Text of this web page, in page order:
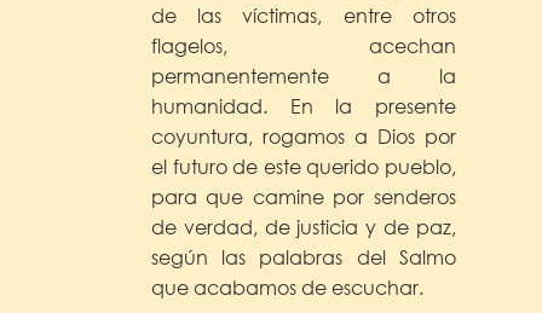
de las víctimas, entre otros
flagelos, acechan
permanentemente a la
humanidad. En la presente
coyuntura, rogamos a Dios por
el futuro de este querido pueblo,
para que camine por senderos
de verdad, de justicia y de paz,
según las palabras del Salmo
que acabamos de escuchar.